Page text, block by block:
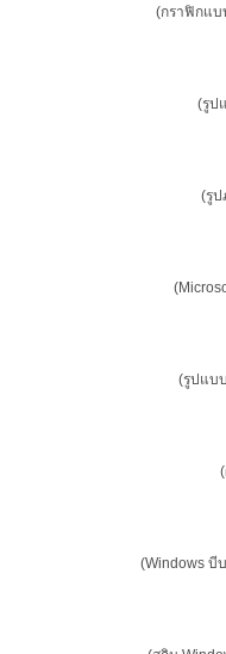
(กราฟิกแบ
(รูป
(รูป
(รูปแบ
(Windows บี